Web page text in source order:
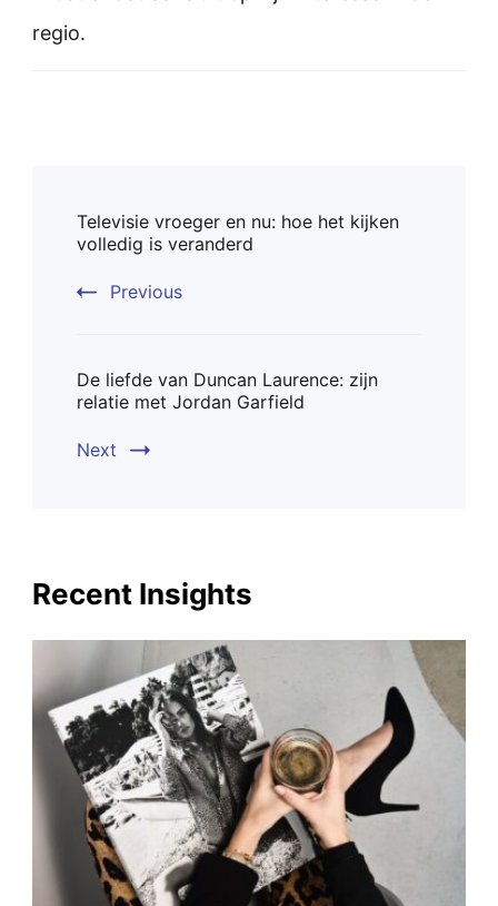
regio.
Navigation
Televisie vroeger en nu: hoe het kijken
volledig is veranderd
Previous
De liefde van Duncan Laurence: zijn
relatie met Jordan Garfield
Next
Recent Insights